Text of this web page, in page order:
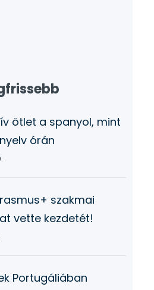
ötlet a spanyol, mint
órán
szakmai
vette kezdetét!
Portugáliában